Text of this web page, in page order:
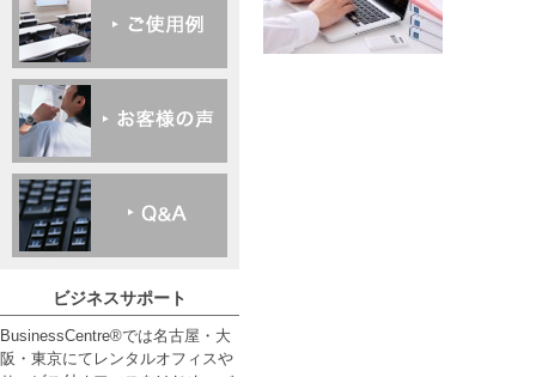
ビジネスサポート
BusinessCentre®では名古屋・大
阪・東京にてレンタルオフィスや